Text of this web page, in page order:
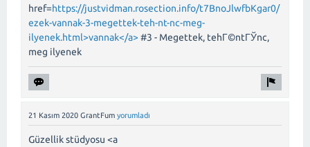
href=https://justvidman.rosection.info/t7BnoJlwfbKgar0/
ezek-vannak-3-megettek-teh-nt-nc-meg-
ilyenek.html>vannak</a>#3 - Megettek, tehГ©ntГЎnc,
meg ilyenek
21 Kasım 2020 GrantFum yorumladı
Güzellik stüdyosu <a